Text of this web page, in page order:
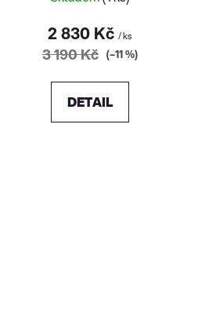
2 830 Kč / ks
3 190 Kč (–11 %)
DETAIL